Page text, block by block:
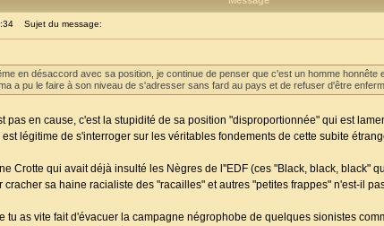
Sujet du message:
en désaccord avec sa position, je continue de penser que c'est un homme honnête
a pu le faire à son niveau de s'adresser sans fard au pays et de refuser d'être
pas en cause, c'est la stupidité de sa position "disproportionnée" qui est
légitime de s'interroger sur les véritables fondements de cette subite
Crotte qui avait déjà insulté les Nègres de l''EDF (ces "Black, black, black"
sa haine racialiste des "racailles" et autres "petites frappes" n'est-il
tu as vite fait d'évacuer la campagne négrophobe de quelques sionistes